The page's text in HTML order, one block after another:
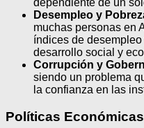
Desempleo y
muchas personas en
índices de
desarrollo social y
Corrupción y
siendo un problema
la confianza en las
Políticas